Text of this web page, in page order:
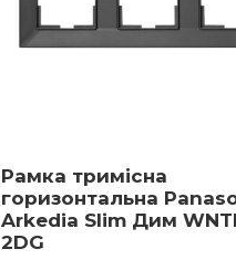
Рамка тримісна
горизонтальна
Arkedia Slim Дим
2DG